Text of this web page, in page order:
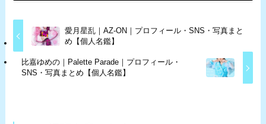
愛月星乱｜AZ-ON｜プロフィール・SNS・写真まと
め【個人名鑑】
比嘉ゆめの｜Palette Parade｜プロフィール・
SNS・写真まとめ【個人名鑑】